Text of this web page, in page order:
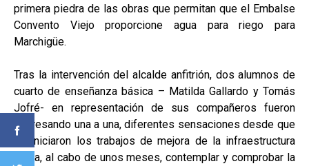
primera piedra de las obras que permitan que el Embalse
Convento Viejo proporcione agua para riego para
Marchigüe.
Tras la intervención del alcalde anfitrión, dos alumnos de
cuarto de enseñanza básica – Matilda Gallardo y Tomás
Jofré- en representación de sus compañeros fueron
expresando una a una, diferentes sensaciones desde que
se iniciaron los trabajos de mejora de la infraestructura
hasta, al cabo de unos meses, contemplar y comprobar la